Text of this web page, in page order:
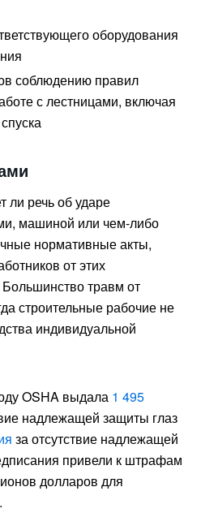
оборудования
соблюдению правил
с лестницами, включая
ли речь об ударе
машиной или чем-либо
нормативные акты,
от этих
травм от
строительные рабочие не
индивидуальной
OSHA выдала 1 495
надлежащей защиты глаз
за отсутствие надлежащей
привели к штрафам
долларов для